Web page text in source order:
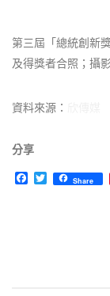
第三屆「總統創新
及得獎者合照；攝
資料來源：
分享
F T
w
Share